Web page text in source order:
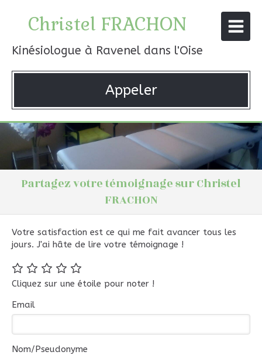
Christel FRACHON
Kinésiologue à Ravenel dans l'Oise
Appeler
Partagez votre témoignage sur Christel
FRACHON
Votre satisfaction est ce qui me fait avancer tous les
jours. J'ai hâte de lire votre témoignage !
Cliquez sur une étoile pour noter !
Email
Nom/Pseudonyme